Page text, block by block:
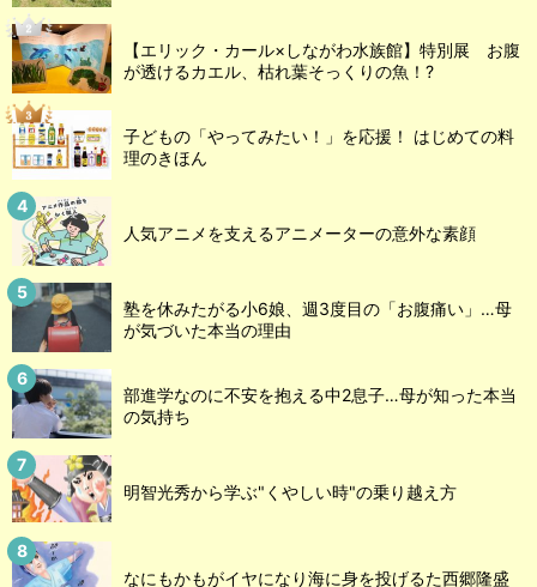
【エリック・カール×しながわ水族館】特別展 お腹
が透けるカエル、枯れ葉そっくりの魚！?
子どもの「やってみたい！」を応援！ はじめての料
理のきほん
人気アニメを支えるアニメーターの意外な素顔
塾を休みたがる小6娘、週3度目の「お腹痛い」…母
が気づいた本当の理由
部進学なのに不安を抱える中2息子…母が知った本当
の気持ち
明智光秀から学ぶ"くやしい時"の乗り越え方
なにもかもがイヤになり海に身を投げるた西郷隆盛